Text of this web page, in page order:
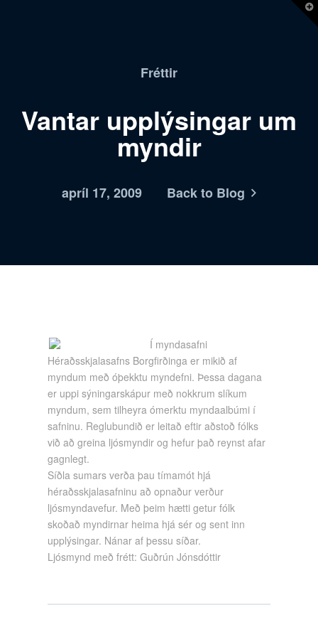
Fréttir
Vantar upplýsingar um
myndir
apríl 17, 2009 Back to Blog
Í myndasafni
Héraðsskjalasafns Borgfirðinga er mikið af
myndum með óþekktu myndefni. Þessa dagana
er uppi sýningarskápur með nokkrum slíkum
myndum, sem tilheyra ómerktu myndaalbúmi í
safninu. Reglubundið er leitað eftir aðstoð fólks
við að greina ljósmyndir og hefur það reynst afar
gagnlegt.
Síðla sumars verða þau tímamót hjá
héraðsskjalasafninu að opnaður verður
ljósmyndavefur. Með þeim hætti getur fólk
skoðað myndirnar heima hjá sér og sent inn
upplýsingar. Nánar af þessu síðar.
Ljósmynd með frétt: Guðrún Jónsdóttir